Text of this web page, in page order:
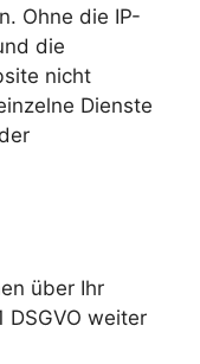
Ohne die IP-
die
nicht
Dienste
über Ihr
DSGVO weiter